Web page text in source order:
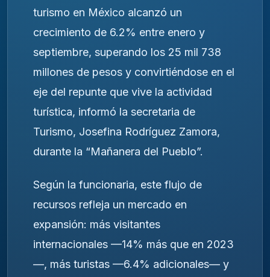
turismo en México alcanzó un
crecimiento de 6.2% entre enero y
septiembre, superando los 25 mil 738
millones de pesos y convirtiéndose en el
eje del repunte que vive la actividad
turística, informó la secretaria de
Turismo, Josefina Rodríguez Zamora,
durante la “Mañanera del Pueblo”.
Según la funcionaria, este flujo de
recursos refleja un mercado en
expansión: más visitantes
internacionales —14% más que en 2023
—, más turistas —6.4% adicionales— y